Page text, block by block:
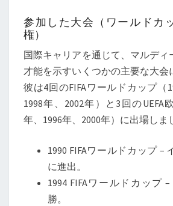
参加した大会（ワールドカ
権）
国際キャリアを通じて、マルディ
才能を示すいくつかの主要な大会
彼は4回のFIFAワールドカップ（
1998年、2002年）と3回のUEFA
年、1996年、2000年）に出場しま
1990 FIFAワールドカップ –
に進出。
1994 FIFAワールドカップ
勝。